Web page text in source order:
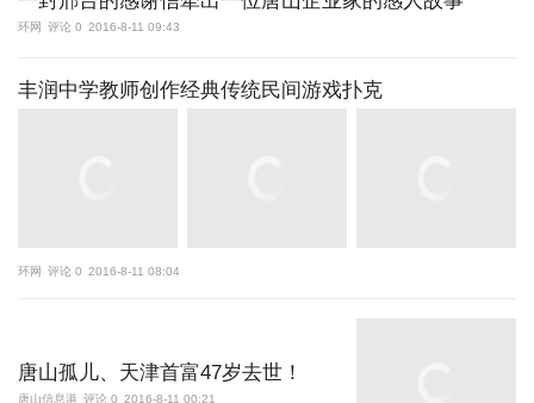
环网 评论 0 2016-8-11 09:43
丰润中学教师创作经典传统民间游戏扑克
环网 评论 0 2016-8-11 08:04
唐山孤儿、天津首富47岁去世！
唐山信息港 评论 0 2016-8-11 00:21